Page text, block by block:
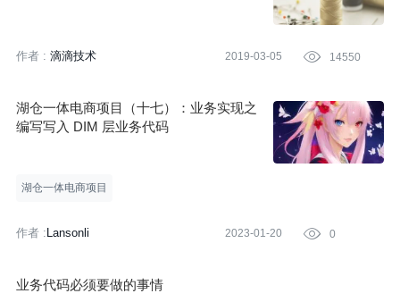
作者 : 滴滴技术 2019-03-05  14550
湖仓一体电商项目（十七）：业务实现之
编写写入 DIM 层业务代码
湖仓一体电商项目
作者 : Lansonli 2023-01-20  0
业务代码必须要做的事情